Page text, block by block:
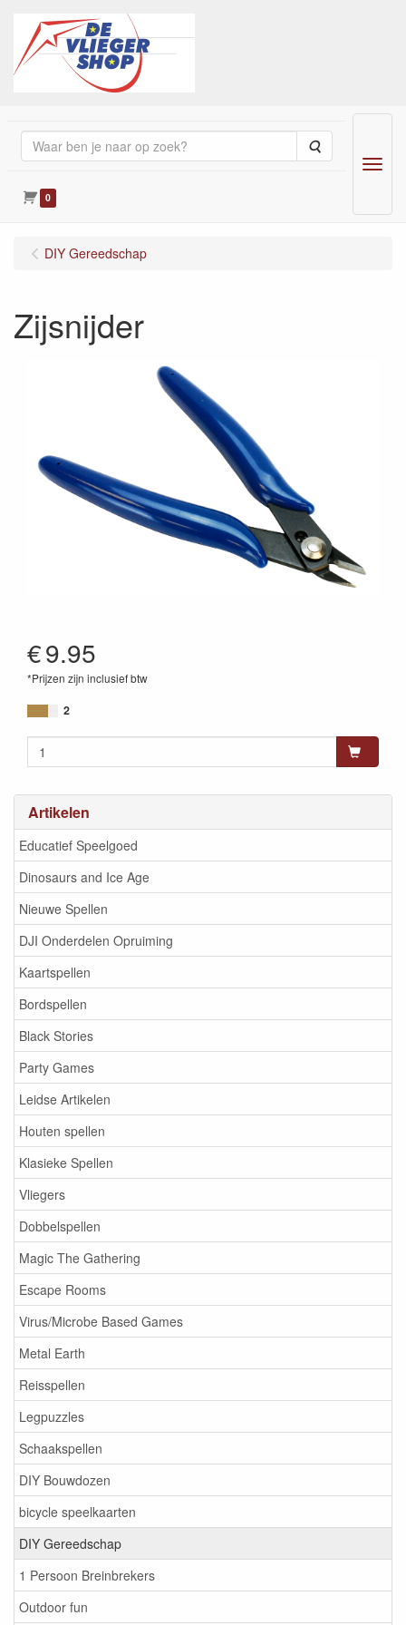
Zoeken
0
Menu
Artikelen
Educatief Speelgoed
Dinosaurs and Ice Age
Nieuwe Spellen
DJI Onderdelen Opruiming
Kaartspellen
Bordspellen
Black Stories
Party Games
Leidse Artikelen
Houten spellen
Klasieke Spellen
Vliegers
Dobbelspellen
Magic The Gathering
Escape Rooms
Virus/Microbe Based Games
Metal Earth
Reisspellen
Legpuzzles
Schaakspellen
DIY Bouwdozen
bicycle speelkaarten
DIY Gereedschap
1 Persoon Breinbrekers
Outdoor fun
DIY Gereedschap
Zijsnijder
€9.95
*Prijzen zijn inclusief btw
2